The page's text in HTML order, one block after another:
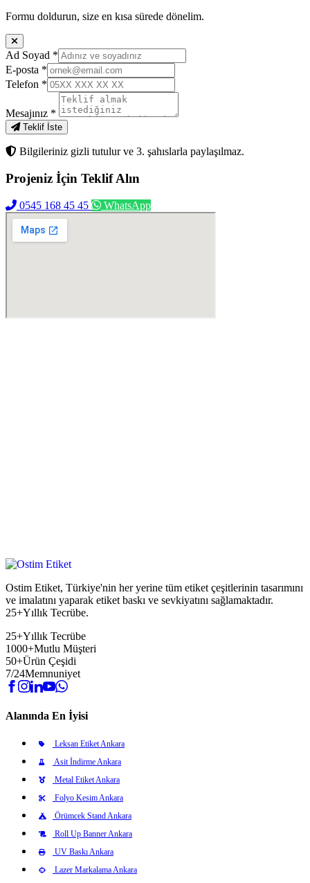
Formu doldurun, size en kısa sürede dönelim.
Ad Soyad *
E-posta *
Telefon *
Mesajınız *
Teklif İste
Bilgileriniz gizli tutulur ve 3. şahıslarla paylaşılmaz.
Projeniz İçin Teklif Alın
0545 168 45 45 WhatsApp
Ostim Etiket, Türkiye'nin her yerine tüm etiket çeşitlerinin tasarımını
ve imalatını yaparak etiket baskı ve sevkiyatını sağlamaktadır.
25+Yıllık Tecrübe.
25+Yıllık Tecrübe
1000+Mutlu Müşteri
50+Ürün Çeşidi
7/24Memnuniyet
Alanında En İyisi
Leksan Etiket Ankara
Asit İndirme Ankara
Metal Etiket Ankara
Folyo Kesim Ankara
Örümcek Stand Ankara
Roll Up Banner Ankara
UV Baskı Ankara
Lazer Markalama Ankara